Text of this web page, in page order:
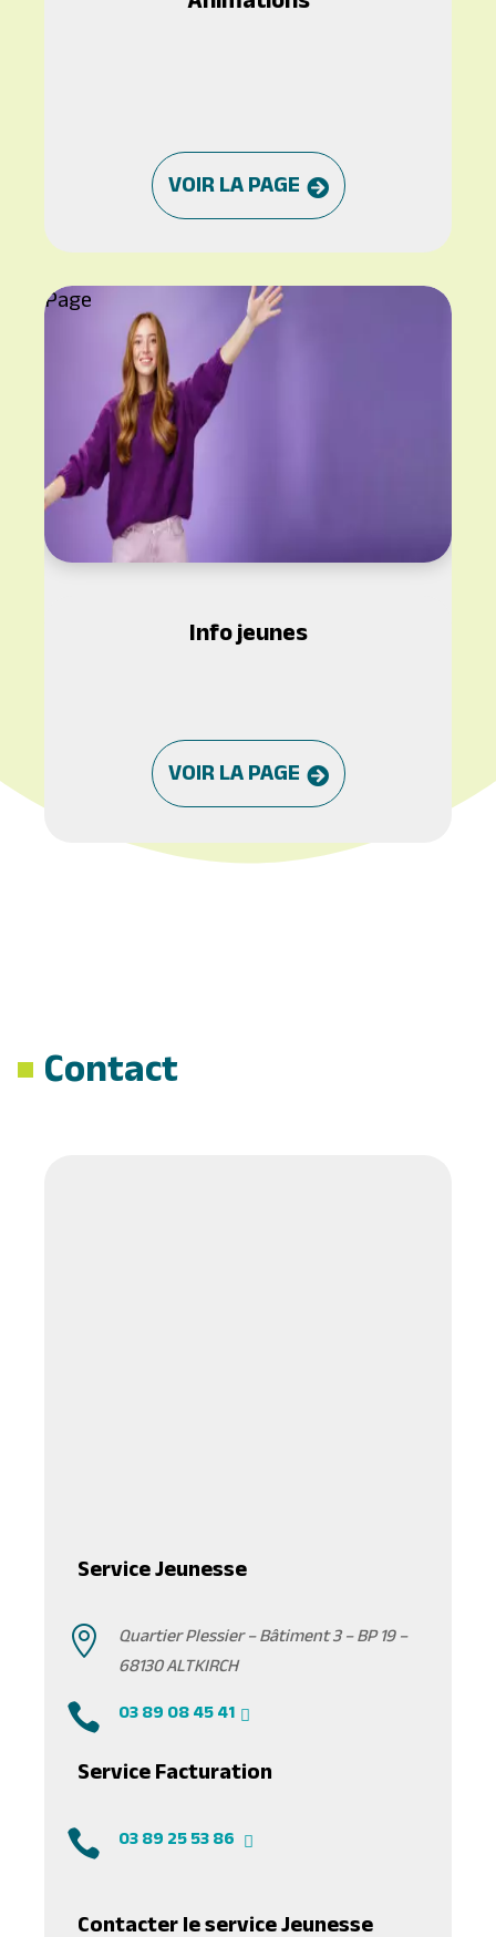
VOIR LA PAGE
Info jeunes
VOIR LA PAGE
Page
Contact
Service Jeunesse

Quartier Plessier – Bâtiment 3 – BP 19 –
68130 ALTKIRCH
 03 89 08 45 41
Service Facturation
 03 89 25 53 86
Contacter le service Jeunesse